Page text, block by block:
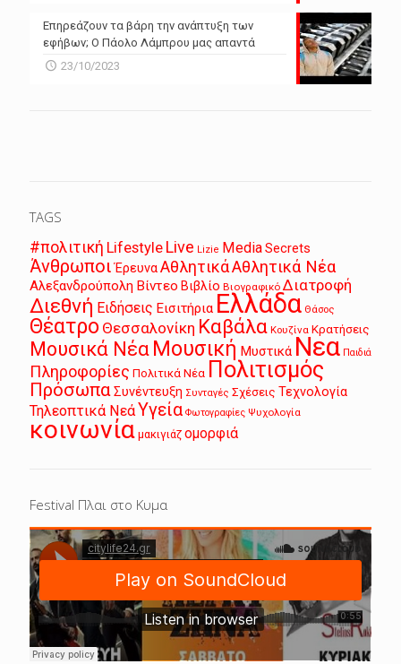
Επηρεάζουν τα βάρη την ανάπτυξη των
εφήβων; Ο Πάολο Λάμπρου μας απαντά
23/10/2023
TAGS
#πολιτική Lifestyle Live Lizie MediaSecrets
Άνθρωποι ΈρευναΑθλητικάΑθλητικά Νέα
Αλεξανδρούπολη Βίντεο Βιβλίο Βιογραφικό Διατροφή
Διεθνή Ειδήσεις Εισιτήρια Ελλάδα Θάσος
Θέατρο Θεσσαλονίκη Καβάλα Κουζίνα Κρατήσεις
Μουσικά Νέα Μουσική Μυστικά Νεα Παιδιά
Πληροφορίες Πολιτικά Νέα Πολιτισμός
ΠρόσωπαΣυνέντευξη Συνταγές Σχέσεις Τεχνολογία
Τηλεοπτικά ΝεάΥγεία Φωτογραφίες Ψυχολογία
κοινωνία μακιγιάζ ομορφιά
Festival Πλαι στο Κυμα